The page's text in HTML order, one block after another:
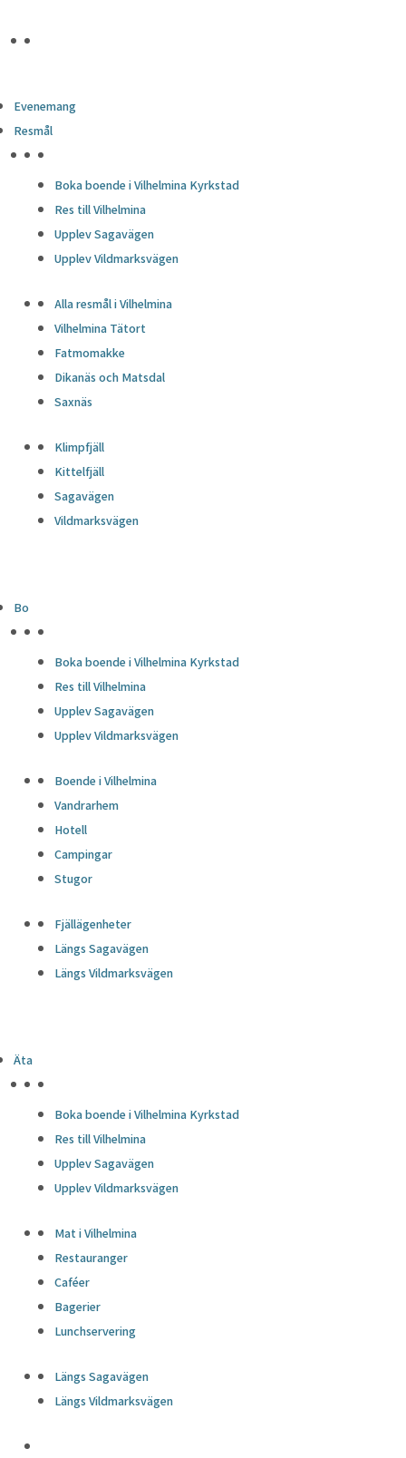
Evenemang
Resmål
Boka boende i Vilhelmina Kyrkstad
Res till Vilhelmina
Upplev Sagavägen
Upplev Vildmarksvägen
Alla resmål i Vilhelmina
Vilhelmina Tätort
Fatmomakke
Dikanäs och Matsdal
Saxnäs
Klimpfjäll
Kittelfjäll
Sagavägen
Vildmarksvägen
Bo
Boka boende i Vilhelmina Kyrkstad
Res till Vilhelmina
Upplev Sagavägen
Upplev Vildmarksvägen
Boende i Vilhelmina
Vandrarhem
Hotell
Campingar
Stugor
Fjällägenheter
Längs Sagavägen
Längs Vildmarksvägen
Äta
Boka boende i Vilhelmina Kyrkstad
Res till Vilhelmina
Upplev Sagavägen
Upplev Vildmarksvägen
Mat i Vilhelmina
Restauranger
Caféer
Bagerier
Lunchservering
Längs Sagavägen
Längs Vildmarksvägen